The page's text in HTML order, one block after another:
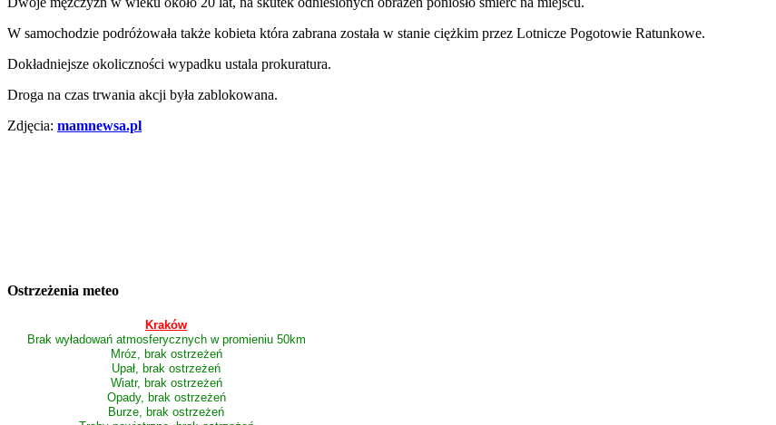
W samochodzie podróżowała także kobieta która zabrana została w stanie ciężkim przez Lotnicze Pogotowie Ratunkowe.
Dokładniejsze okoliczności wypadku ustala prokuratura.
Droga na czas trwania akcji była zablokowana.
Zdjęcia: mamnewsa.pl
Ostrzeżenia meteo
Kraków
Brak wyładowań atmosferycznych w promieniu 50km
Mróz, brak ostrzeżeń
Upał, brak ostrzeżeń
Wiatr, brak ostrzeżeń
Opady, brak ostrzeżeń
Burze, brak ostrzeżeń